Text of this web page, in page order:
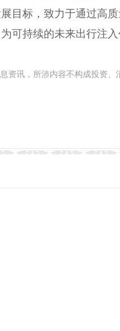
目标，致力于通过高
可持续的未来出行注入
资讯，所涉内容不构成投资、